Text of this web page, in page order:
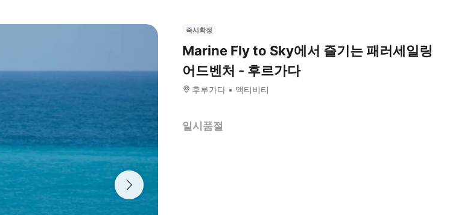
즉시확정
Marine Fly to Sky에서 즐기는 패러세일링
어드벤처 - 후르가다
후루가다 액티비티
일시품절